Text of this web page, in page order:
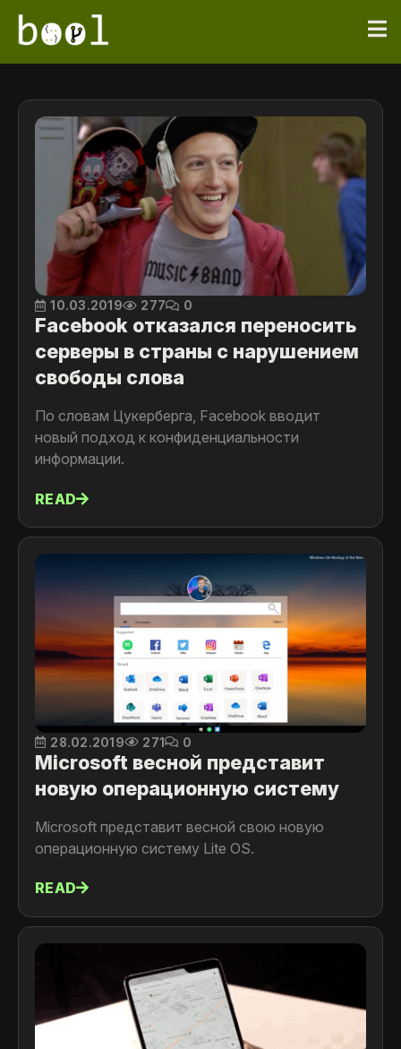
10.03.2019 277 0
Facebook отказался переносить
серверы в страны с нарушением
свободы слова
По словам Цукерберга, Facebook вводит
новый подход к конфиденциальности
информации.
READ
28.02.2019 271 0
Microsoft весной представит
новую операционную систему
Microsoft представит весной свою новую
операционную систему Lite OS.
READ